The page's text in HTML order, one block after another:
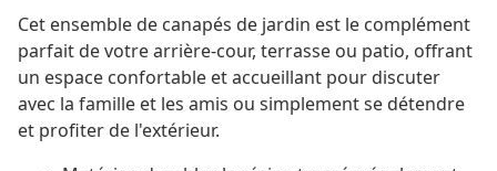
Cet ensemble de canapés de jardin est le complément
parfait de votre arrière-cour, terrasse ou patio, offrant
un espace confortable et accueillant pour discuter
avec la famille et les amis ou simplement se détendre
et profiter de l'extérieur.